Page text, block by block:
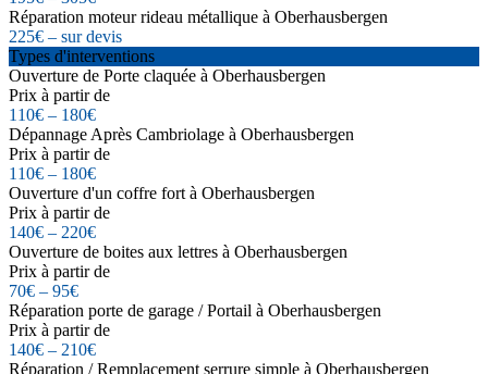
Réparation moteur rideau métallique à Oberhausbergen
225€ – sur devis
Types d'interventions
Ouverture de Porte claquée à Oberhausbergen
Prix à partir de
110€ – 180€
Dépannage Après Cambriolage à Oberhausbergen
Prix à partir de
110€ – 180€
Ouverture d'un coffre fort à Oberhausbergen
Prix à partir de
140€ – 220€
Ouverture de boites aux lettres à Oberhausbergen
Prix à partir de
70€ – 95€
Réparation porte de garage / Portail à Oberhausbergen
Prix à partir de
140€ – 210€
Réparation / Remplacement serrure simple à Oberhausbergen